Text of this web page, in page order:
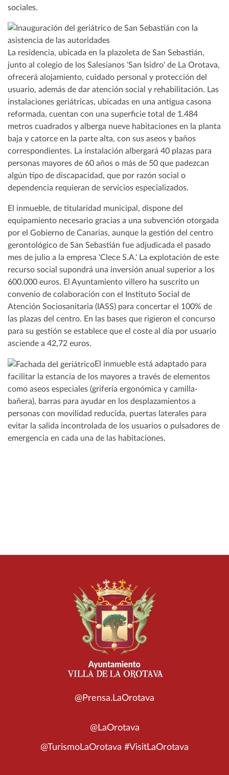
sociales.
La residencia, ubicada en la plazoleta de San Sebastián,
junto al colegio de los Salesianos 'San Isidro' de La Orotava,
ofrecerá alojamiento, cuidado personal y protección del
usuario, además de dar atención social y rehabilitación. Las
instalaciones geriátricas, ubicadas en una antigua casona
reformada, cuentan con una superficie total de 1.484
metros cuadrados y alberga nueve habitaciones en la planta
baja y catorce en la parte alta, con sus aseos y baños
correspondientes. La instalación albergará 40 plazas para
personas mayores de 60 años o más de 50 que padezcan
algún tipo de discapacidad, que por razón social o
dependencia requieran de servicios especializados.
El inmueble, de titularidad municipal, dispone del
equipamiento necesario gracias a una subvención otorgada
por el Gobierno de Canarias, aunque la gestión del centro
gerontológico de San Sebastián fue adjudicada el pasado
mes de julio a la empresa 'Clece S.A.' La explotación de este
recurso social supondrá una inversión anual superior a los
600.000 euros. El Ayuntamiento villero ha suscrito un
convenio de colaboración con el Instituto Social de
Atención Sociosanitaria (IASS) para concertar el 100% de
las plazas del centro. En las bases que rigieron el concurso
para su gestión se establece que el coste al día por usuario
asciende a 42,72 euros.
El inmueble está adaptado para
facilitar la estancia de los mayores a través de elementos
como aseos especiales (grifería ergonómica y camilla-
bañera), barras para ayudar en los desplazamientos a
personas con movilidad reducida, puertas laterales para
evitar la salida incontrolada de los usuarios o pulsadores de
emergencia en cada una de las habitaciones.
@Prensa.LaOrotava
@LaOrotava
@TurismoLaOrotava #VisitLaOrotava